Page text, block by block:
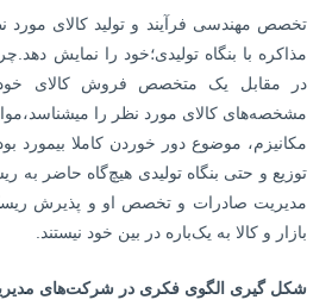
تخصص مهندسی فرآیند و تولید کالای مورد
مذاکره با بنگاه تولیدی؛‌خود را نمایش
در مقابل یک متخصص فروش کالای خود
مشخصه‌های کالای مورد نظر را
مکانیزم، موضوع دور خوردن کاملا بی­مورد
توزیع و حتی بنگاه تولیدی هیچ‌گاه حاضر
مدیریت صادرات و تخصص او و پذیرش ریسک
بازار و کالا به یک‌باره در بین خود نیستند.
شکل گیری الگوی فکری در شرکت‌های